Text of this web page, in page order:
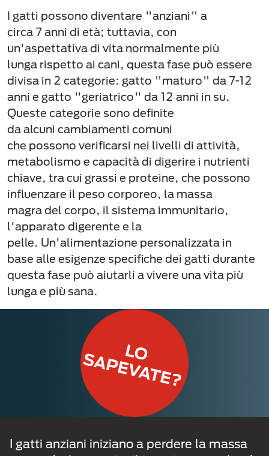
I gatti possono diventare "anziani" a
circa 7 anni di età; tuttavia, con
un'aspettativa di vita normalmente più
lunga rispetto ai cani, questa fase può essere
divisa in 2 categorie: gatto "maturo" da 7-12
anni e gatto "geriatrico" da 12 anni in su.
Queste categorie sono definite
da alcuni cambiamenti comuni
che possono verificarsi nei livelli di attività,
metabolismo e capacità di digerire i nutrienti
chiave, tra cui grassi e proteine, che possono
influenzare il peso corporeo, la massa
magra del corpo, il sistema immunitario,
l'apparato digerente e la
pelle. Un'alimentazione personalizzata in
base alle esigenze specifiche dei gatti durante
questa fase può aiutarli a vivere una vita più
lunga e più sana.
I gatti anziani iniziano a perdere la massa